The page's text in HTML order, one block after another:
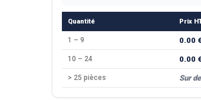
Quantité Prix
1 – 9 0.00
10 – 24 0.00
> 25 pièces Sur